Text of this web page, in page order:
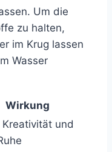
Um die
zu halten,
im Krug lassen
Wasser
Wirkung
und